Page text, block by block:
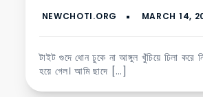
টাইট গুদে ধোন ঢুকে না আঙ্গুল খুঁচিয়ে ঢিলা করে
হয়ে গেল। আমি ছাদে […]